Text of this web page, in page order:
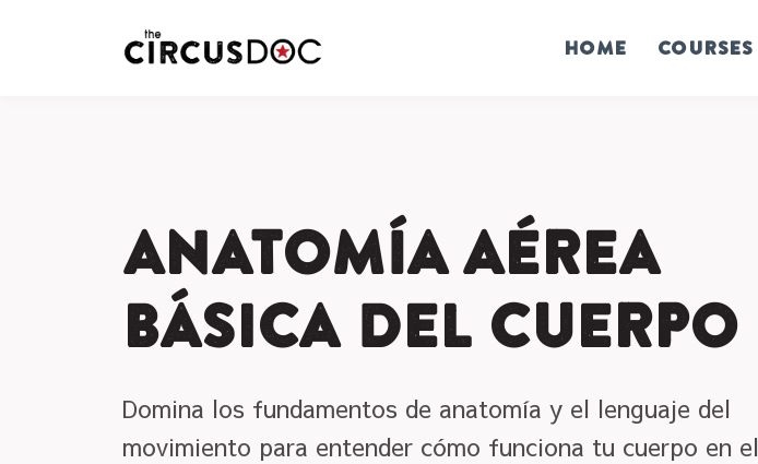
Home Courses
Anatomía Aérea
Básica del Cuerpo
Domina los fundamentos de anatomía y el lenguaje del
movimiento para entender cómo funciona tu cuerpo en el